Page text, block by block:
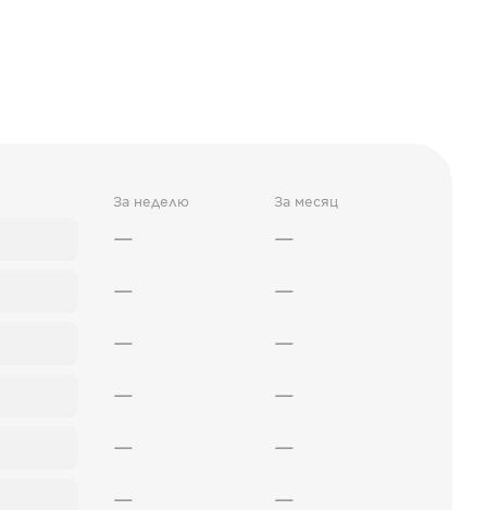
За неделю За месяц
— —
— —
— —
— —
— —
— —